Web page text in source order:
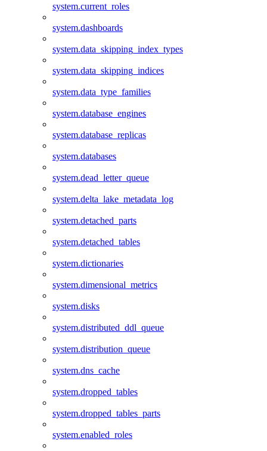
system.current_roles
system.dashboards
system.data_skipping_index_types
system.data_skipping_indices
system.data_type_families
system.database_engines
system.database_replicas
system.databases
system.dead_letter_queue
system.delta_lake_metadata_log
system.detached_parts
system.detached_tables
system.dictionaries
system.dimensional_metrics
system.disks
system.distributed_ddl_queue
system.distribution_queue
system.dns_cache
system.dropped_tables
system.dropped_tables_parts
system.enabled_roles